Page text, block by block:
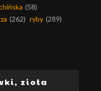
(58)
(262) ryby (289)
zioła